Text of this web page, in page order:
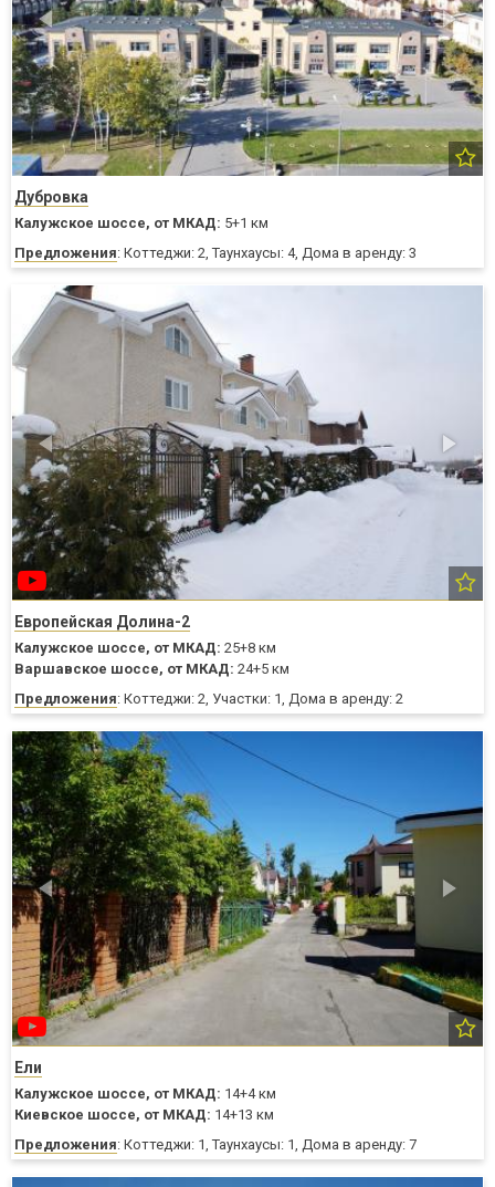
Дубровка
Калужское шоссе, от МКАД: 5+1 км
Предложения: Коттеджи: 2, Таунхаусы: 4, Дома в аренду: 3
Европейская Долина-2
Калужское шоссе, от МКАД: 25+8 км
Варшавское шоссе, от МКАД: 24+5 км
Предложения: Коттеджи: 2, Участки: 1, Дома в аренду: 2
Ели
Калужское шоссе, от МКАД: 14+4 км
Киевское шоссе, от МКАД: 14+13 км
Предложения: Коттеджи: 1, Таунхаусы: 1, Дома в аренду: 7